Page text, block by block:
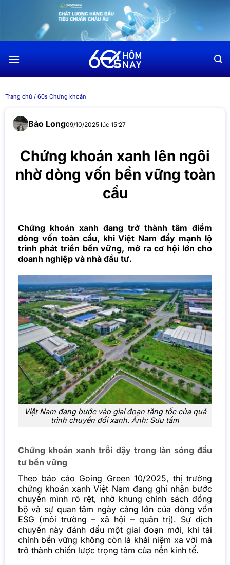
dung
Trang chủ / 60s Chứng khoán
Bảo Long09/10/2025 lúc 15:27
Chứng khoán xanh lên ngôi
nhờ dòng vốn bền vững toàn
cầu
Chứng khoán xanh đang trở thành tâm điểm
dòng vốn toàn cầu, khi Việt Nam đẩy mạnh lộ
trình phát triển bền vững, mở ra cơ hội lớn cho
doanh nghiệp và nhà đầu tư.
Việt Nam đang bước vào giai đoạn tăng tốc của quá
trình chuyển đổi xanh. Ảnh: Sưu tầm
Chứng khoán xanh trỗi dậy trong làn sóng đầu
tư bền vững
Theo báo cáo Going Green 10/2025, thị trường
chứng khoán xanh Việt Nam đang ghi nhận bước
chuyển mình rõ rệt, nhờ khung chính sách đồng
bộ và sự quan tâm ngày càng lớn của dòng vốn
ESG (môi trường – xã hội – quản trị). Sự dịch
chuyển này đánh dấu một giai đoạn mới, khi tài
chính bền vững không còn là khái niệm xa vời mà
trở thành chiến lược trọng tâm của nền kinh tế.